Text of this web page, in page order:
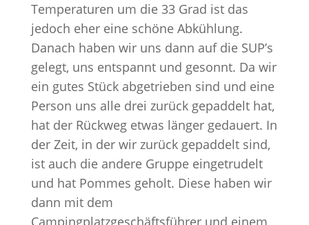
Temperaturen um die 33 Grad ist das
jedoch eher eine schöne Abkühlung.
Danach haben wir uns dann auf die SUP’s
gelegt, uns entspannt und gesonnt. Da wir
ein gutes Stück abgetrieben sind und eine
Person uns alle drei zurück gepaddelt hat,
hat der Rückweg etwas länger gedauert. In
der Zeit, in der wir zurück gepaddelt sind,
ist auch die andere Gruppe eingetrudelt
und hat Pommes geholt. Diese haben wir
dann mit dem
Campingplatzgeschäftsführer und einem